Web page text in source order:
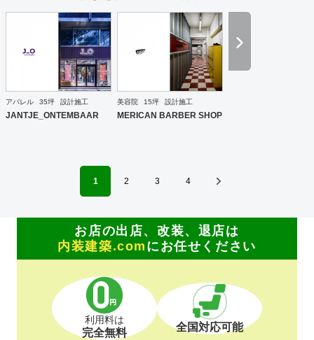
制を構築し、高品質かつ効率的な施工を実現しています。納
期や工期、予算的制約などにも配慮しながら、設計段階から
最終的なクオリティまでを想定して設計や施工を行っていま
す。 専門の担当者を配備し、無駄のない効率的な選択を注視
することで、恒久的な空間造りを心掛けています。 感情に訴
える空間デザインを通じて、人々が豊かな感情を育み、深い
部の事業目的です。
アパレル 35坪 設計施工
JANTJE_ONTEMBAAR
美容院 15坪 設計施工
MERICAN BARBER SHOP
1 2 3 4
お店の出店、改装、退店は
内装建築.com にお任せください
利用料は
完全無料 全国対応可能